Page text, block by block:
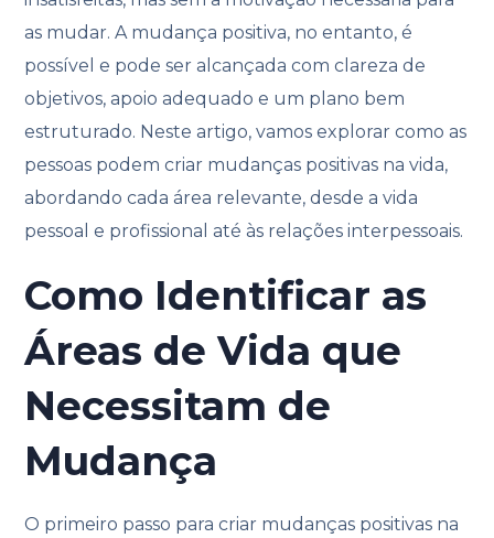
as mudar. A mudança positiva, no entanto, é
possível e pode ser alcançada com clareza de
objetivos, apoio adequado e um plano bem
estruturado. Neste artigo, vamos explorar como as
pessoas podem criar mudanças positivas na vida,
abordando cada área relevante, desde a vida
pessoal e profissional até às relações interpessoais.
Como Identificar as
Áreas de Vida que
Necessitam de
Mudança
O primeiro passo para criar mudanças positivas na